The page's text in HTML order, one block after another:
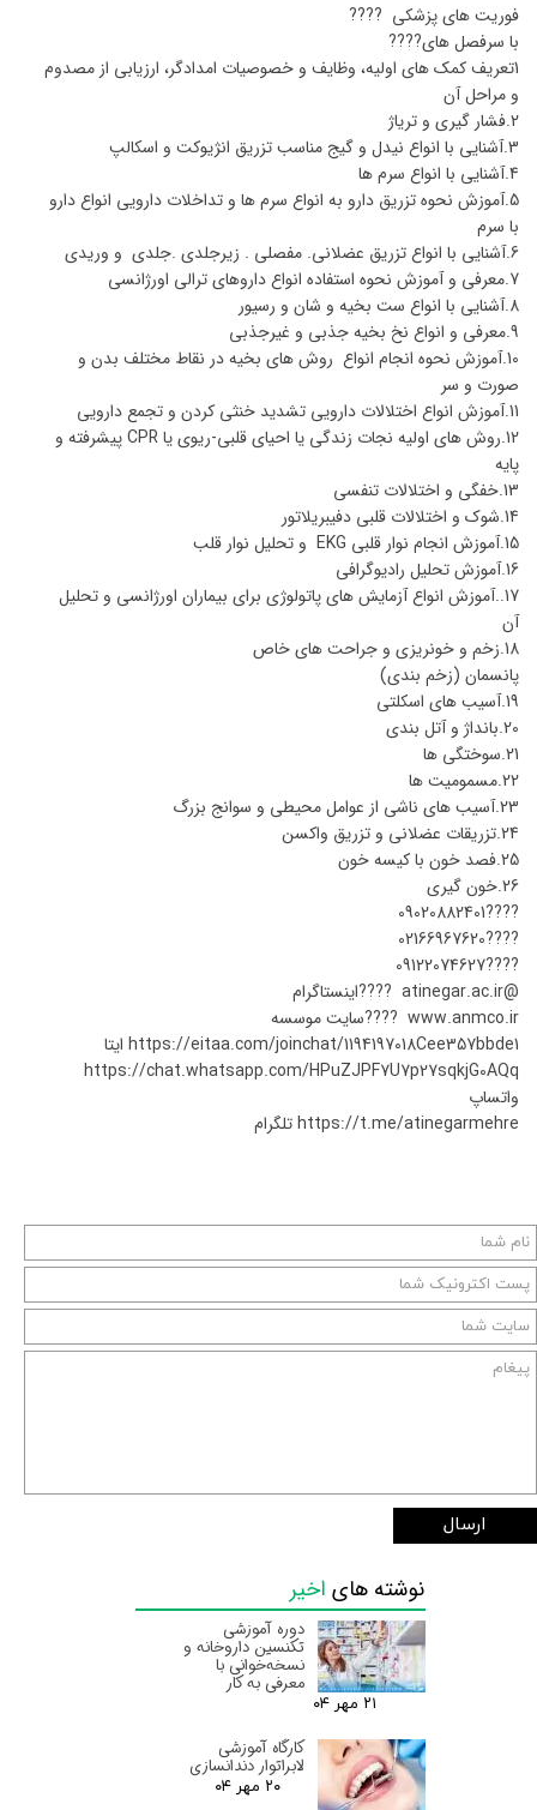
فوریت های پزشکی ????
با سرفصل های????
1تعریف کمک های اولیه، وظایف و خصوصیات امدادگر، ارزیابی از مصدوم
و مراحل آن
2.فشار گیری و تریاژ
3.آشنایی با انواع نیدل و گیج مناسب تزریق انژیوکت و اسکالپ
4.آشنایی با انواع سرم ها
5.آموزش نحوه تزریق دارو به انواع سرم ها و تداخلات دارویی انواع دارو
با سرم
6.آشنایی با انواع تزریق عضلانی. مفصلی . زیرجلدی .جلدی و وریدی
7.معرفی و آموزش نحوه استفاده انواع داروهای ترالی اورژانسی
8.آشنایی با انواع ست بخیه و شان و رسیور
9.معرفی و انواع نخ بخیه جذبی و غیرجذبی
10.آموزش نحوه انجام انواع روش های بخیه در نقاط مختلف بدن و
صورت و سر
11.آموزش انواع اختلالات دارویی تشدید خنثی کردن و تجمع دارویی
12.روش های اولیه نجات زندگی یا احیای قلبی-ریوی یا CPR پیشرفته و
پایه
13.خفگی و اختلالات تنفسی
14.شوک و اختلالات قلبی دفیبریلاتور
15.آموزش انجام نوار قلبی EKG و تحلیل نوار قلب
16.آموزش تحلیل رادیوگرافی
17..آموزش انواع آزمایش های پاتولوژی برای بیماران اورژانسی و تحلیل
آن
18.زخم و خونریزی و جراحت های خاص
پانسمان (زخم بندی)
19.آسیب های اسکلتی
20.بانداژ و آتل بندی
21.سوختگی ها
22.مسمومیت ها
23.آسیب های ناشی از عوامل محیطی و سوانج بزرگ
24.تزریقات عضلانی و تزریق واکسن
25.فصد خون با کیسه خون
26.خون گیری
????09020882401
????02166967620
????09122074627
@atinegar.ac.ir ????اینستاگرام
www.anmco.ir ????سایت موسسه
https://eitaa.com/joinchat/1194197018Cee357bbde1 ایتا
https://chat.whatsapp.com/HPuZJPF7U7p27sqkjG0AQq
واتساپ
https://t.me/atinegarmehre تلگرام
ارسال
نوشته های اخیر
دوره آموزشی
تکنسین داروخانه و
نسخه‌خوانی با
معرفی به کار
۲۱ مهر ۰۴
کارگاه آموزشی
لابراتوار دندانسازی
۲۰ مهر ۰۴